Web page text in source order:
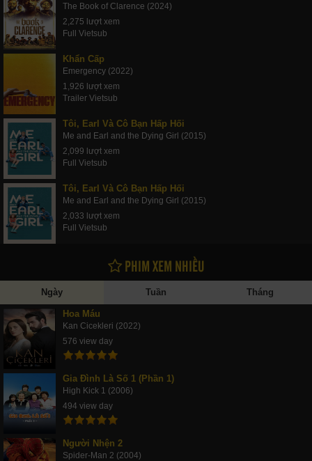
The Book of Clarence (2024)
2,275 lượt xem
Full Vietsub
Khẩn Cấp
Emergency (2022)
1,926 lượt xem
Trailer Vietsub
Tôi, Earl Và Cô Bạn Hấp Hối
Me and Earl and the Dying Girl (2015)
2,099 lượt xem
Full Vietsub
Tôi, Earl Và Cô Bạn Hấp Hối
Me and Earl and the Dying Girl (2015)
2,033 lượt xem
Full Vietsub
PHIM XEM NHIỀU
Ngày Tuần Tháng
Hoa Máu
Kan Cicekleri (2022)
576 view day
Gia Đình Là Số 1 (Phần 1)
High Kick 1 (2006)
494 view day
Người Nhện 2
Spider-Man 2 (2004)